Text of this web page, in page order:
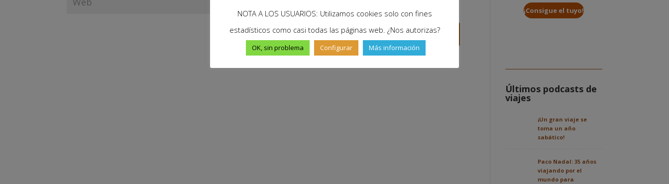
¡Consigue el tuyo!
Últimos podcasts de
viajes
¡Un gran viaje se
toma un año
sabático!
Paco Nadal: 35 años
viajando por el
mundo para
NOTA A LOS USUARIOS: Utilizamos cookies solo con fines
estadísticos como casi todas las páginas web. ¿Nos autorizas?
OK, sin problema Configurar Más información